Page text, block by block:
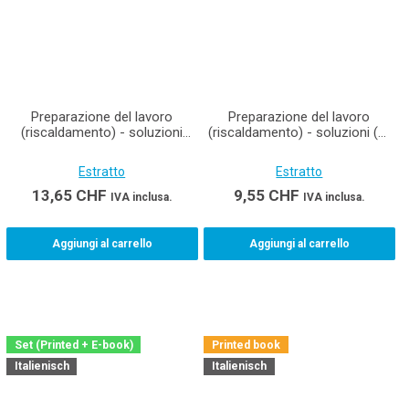
Preparazione del lavoro
(riscaldamento) - soluzioni
installatori di riscaldamenti
AFC
Estratto
13,65 CHF IVA inclusa.
Aggiungi al carrello
Preparazione del lavoro
(riscaldamento) - soluzioni (e-
installatori di riscaldamenti
AFC
Estratto
9,55 CHF IVA inclusa.
Aggiungi al carrello
Set (Printed + E-book)
Italienisch
Printed book
Italienisch